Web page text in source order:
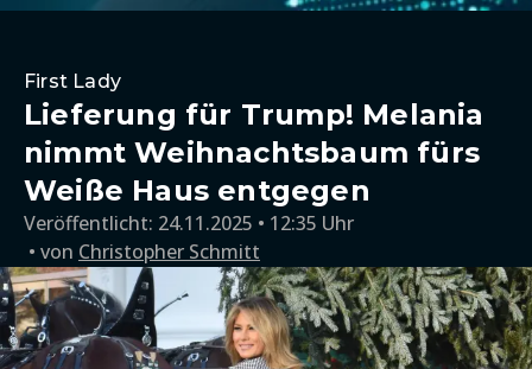
First Lady
Lieferung für Trump! Melania
nimmt Weihnachtsbaum fürs
Weiße Haus entgegen
Veröffentlicht: 24.11.2025 • 12:35 Uhr
von Christopher Schmitt